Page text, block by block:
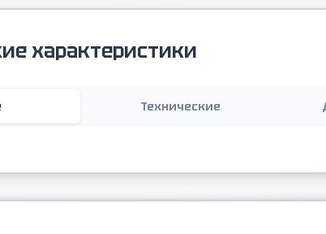
характеристики
Технические